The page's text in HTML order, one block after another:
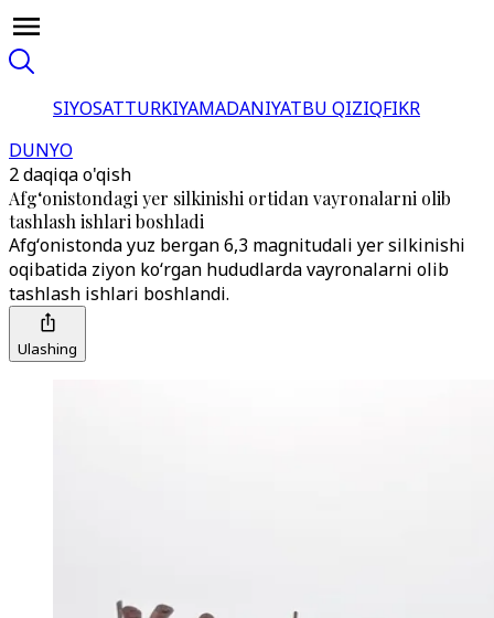
SIYOSATTURKIYAMADANIYATBU QIZIQFIKR
DUNYO
2 daqiqa o'qish
Afgʻonistondagi yer silkinishi ortidan vayronalarni olib
tashlash ishlari boshladi
Afgʻonistonda yuz bergan 6,3 magnitudali yer silkinishi
oqibatida ziyon koʻrgan hududlarda vayronalarni olib
tashlash ishlari boshlandi.
Ulashing